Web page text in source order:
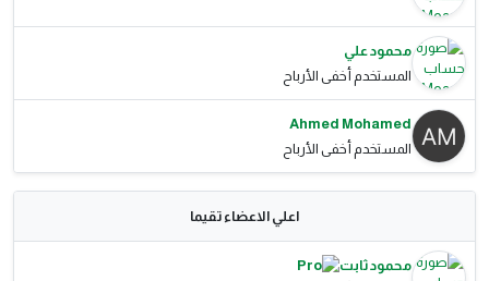
محمود علي
المستخدم أخفى الأرباح
Ahmed Mohamed
المستخدم أخفى الأرباح
اعلي الاعضاء تقيما
محمود ثابت